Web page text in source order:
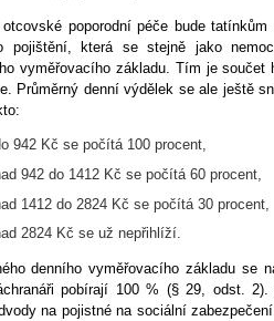
poporodní péče bude
pojištění, která se stejně jako
vyměřovacího základu. Tím je součet
Průměrný denní výdělek se ale ještě
942 Kč se počítá 100 procent,
942 do 1412 Kč se počítá 60 procent,
1412 do 2824 Kč se počítá 30 procent,
2824 Kč se už nepřihlíží.
denního vyměřovacího základu se
pobírají 100 % (§ 29, odst.
na pojistné na sociální